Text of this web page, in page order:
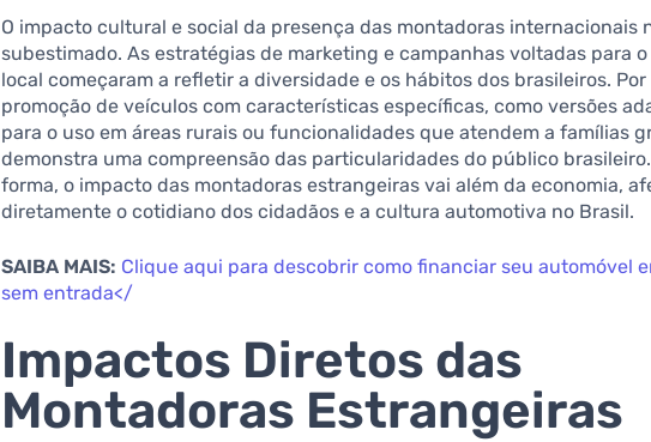
O impacto cultural e social da presença das montadoras internacionais
subestimado. As estratégias de marketing e campanhas voltadas para
local começaram a refletir a diversidade e os hábitos dos brasileiros.
promoção de veículos com características específicas, como versões
para o uso em áreas rurais ou funcionalidades que atendem a famílias
demonstra uma compreensão das particularidades do público
forma, o impacto das montadoras estrangeiras vai além da economia,
diretamente o cotidiano dos cidadãos e a cultura automotiva no Brasil.
SAIBA MAIS: Clique aqui para descobrir como financiar seu automóvel
sem entrada</
Impactos Diretos das
Montadoras Estrangeiras